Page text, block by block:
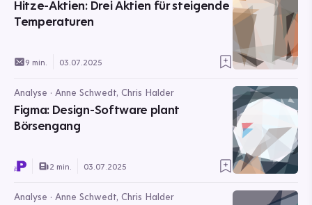
Hitze-Aktien: Drei Aktien für steigende
Temperaturen
9 min. 03.07.2025
Analyse · Anne Schwedt, Chris Halder
Figma: Design-Software plant
Börsengang
2 min. 03.07.2025
Analyse · Anne Schwedt, Chris Halder